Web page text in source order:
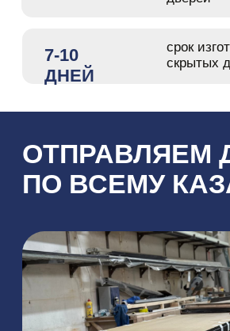
За годы работы мы успешно
реализовали десятки проектов
по всей стране, заслужив доверие
домовладельцы, дизайнеры
интерьера, архитектурные бюро
и строительные компании.
НАШЕ
ПРОИЗВОДСТВО